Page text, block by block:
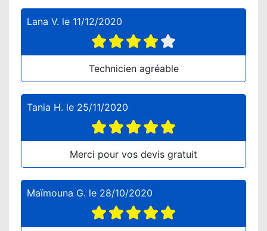
Lana V. le 11/12/2020
Technicien agréable
Tania H. le 25/11/2020
Merci pour vos devis gratuit
Maïmouna G. le 28/10/2020